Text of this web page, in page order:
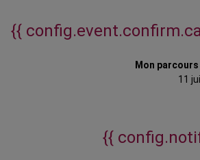
{{
Mon
11
{{